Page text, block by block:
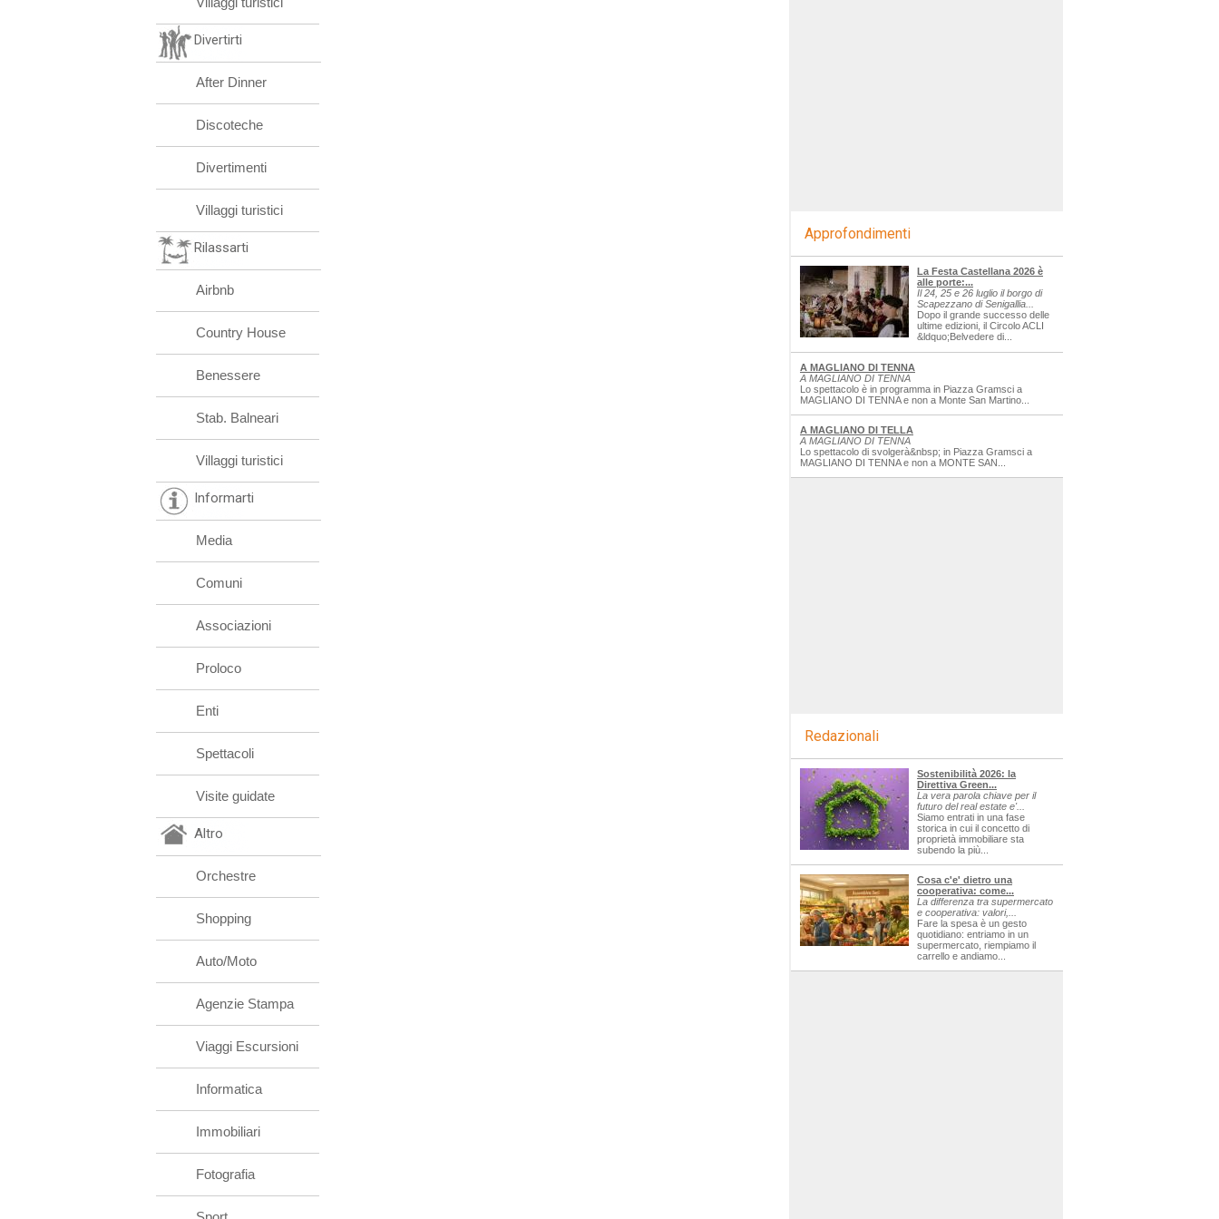
Divertirti
After Dinner
Discoteche
Divertimenti
Villaggi turistici
Rilassarti
Airbnb
Country House
Benessere
Stab. Balneari
Villaggi turistici
Informarti
Media
Comuni
Associazioni
Proloco
Enti
Spettacoli
Visite guidate
Altro
Orchestre
Shopping
Auto/Moto
Agenzie Stampa
Viaggi Escursioni
Informatica
Immobiliari
Fotografia
Approfondimenti
La Festa Castellana 2026 è
alle porte:...
Il 24, 25 e 26 luglio il borgo di
Scapezzano di Senigallia...
Dopo il grande successo delle
ultime edizioni, il Circolo ACLI
&ldquo;Belvedere di...
A MAGLIANO DI TENNA
A MAGLIANO DI TENNA
Lo spettacolo è in programma in Piazza Gramsci a
MAGLIANO DI TENNA e non a Monte San Martino...
A MAGLIANO DI TELLA
A MAGLIANO DI TENNA
Lo spettacolo di svolgerà&nbsp; in Piazza Gramsci a
MAGLIANO DI TENNA e non a MONTE SAN...
Redazionali
Sostenibilità 2026: la
Direttiva Green...
La vera parola chiave per il
futuro del real estate e'...
Siamo entrati in una fase
storica in cui il concetto di
proprietà immobiliare sta
subendo la più...
Cosa c'e' dietro una
cooperativa: come...
La differenza tra supermercato
e cooperativa: valori,...
Fare la spesa è un gesto
quotidiano: entriamo in un
supermercato, riempiamo il
carrello e andiamo...